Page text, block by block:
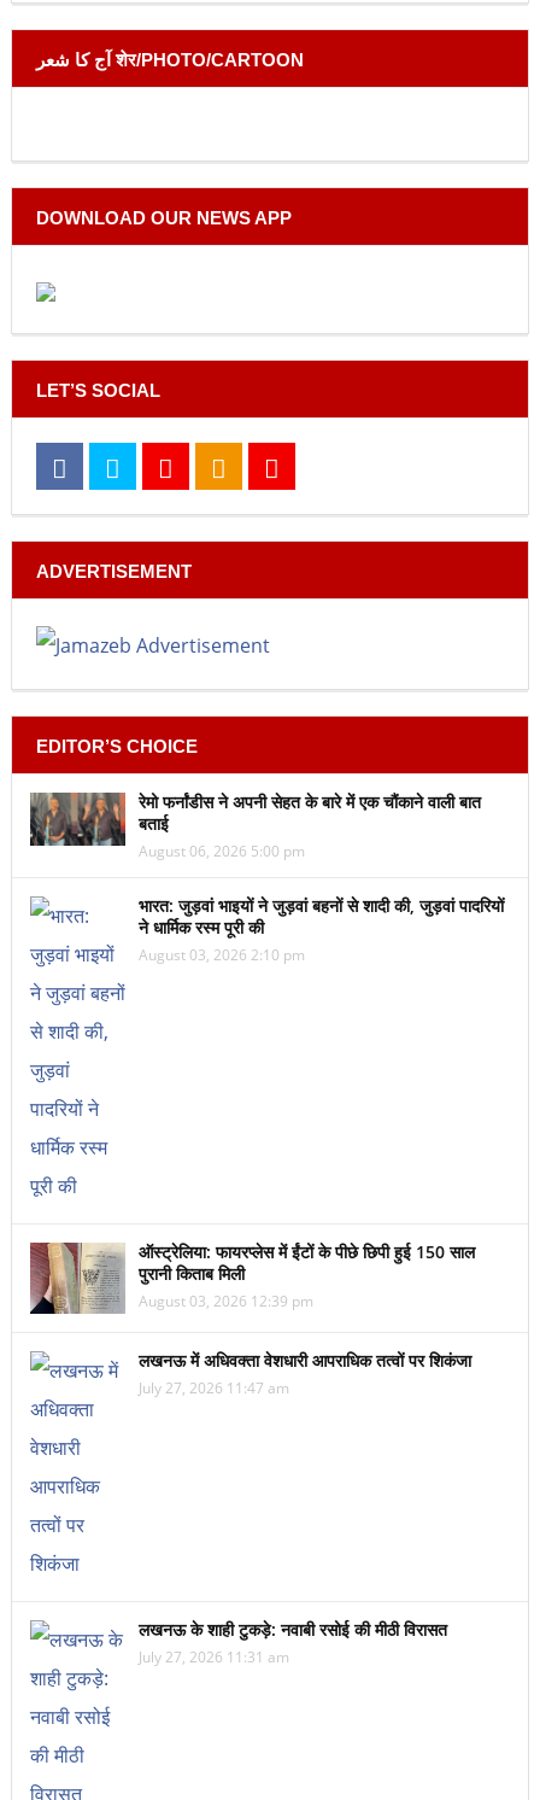
آج کا شعر शेर/PHOTO/CARTOON
DOWNLOAD OUR NEWS APP
LET’S SOCIAL
ADVERTISEMENT
EDITOR’S CHOICE
रेमो फर्नांडीस ने अपनी सेहत के बारे में एक चौंकाने वाली बात
बताई
August 06, 2026 5:00 pm
भारत: जुड़वां भाइयों ने जुड़वां बहनों से शादी की, जुड़वां पादरियों
ने धार्मिक रस्म पूरी की
August 03, 2026 2:10 pm
ऑस्ट्रेलिया: फायरप्लेस में ईंटों के पीछे छिपी हुई 150 साल
पुरानी किताब मिली
August 03, 2026 12:39 pm
लखनऊ में अधिवक्ता वेशधारी आपराधिक तत्वों पर शिकंजा
July 27, 2026 11:47 am
लखनऊ के शाही टुकड़े: नवाबी रसोई की मीठी विरासत
July 27, 2026 11:31 am